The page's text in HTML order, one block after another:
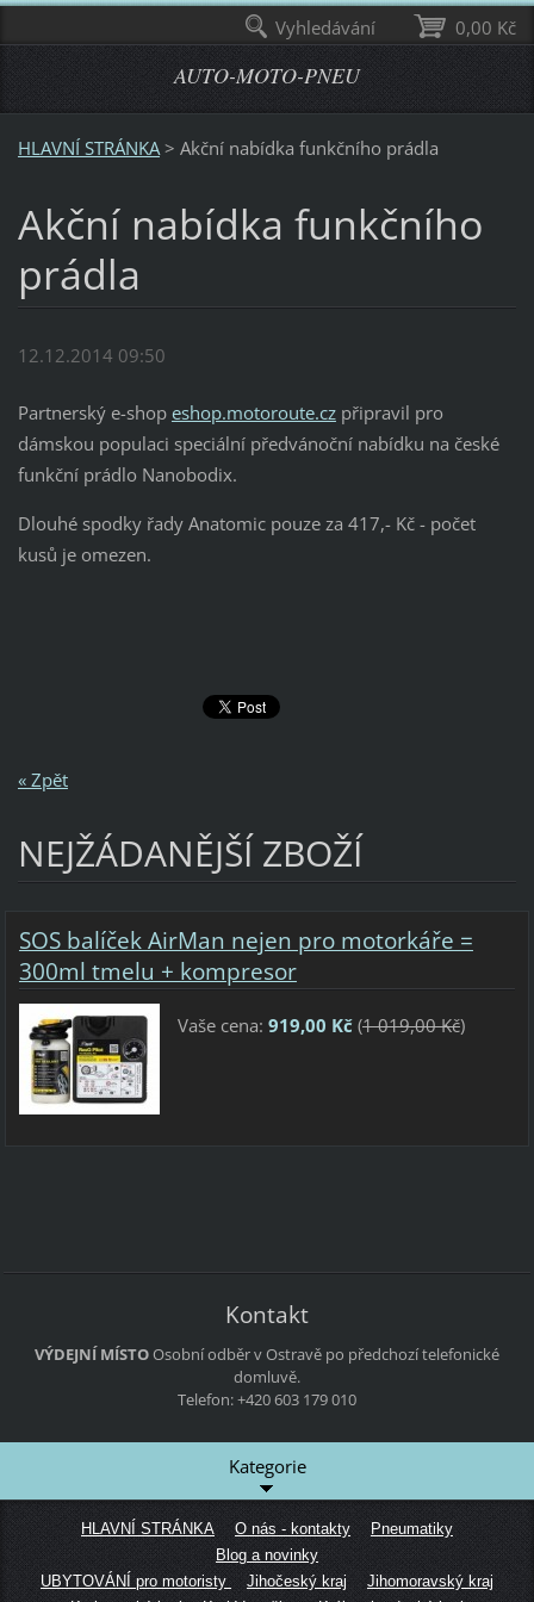
AUTO-MOTO-PNEU
HLAVNÍ STRÁNKA > Akční nabídka funkčního prádla
Akční nabídka funkčního
prádla
12.12.2014 09:50
Partnerský e-shop eshop.motoroute.czpřipravil pro
dámskou populaci speciální předvánoční nabídku na české
funkční prádlo Nanobodix.
Dlouhé spodky řady Anatomic pouze za 417,- Kč - počet
kusů je omezen.
« Zpět
NEJŽÁDANĚJŠÍ ZBOŽÍ
SOS balíček AirMan nejen pro motorkáře =
300ml tmelu + kompresor
Vaše cena: 919,00 Kč(1 019,00 Kč)
Kontakt
VÝDEJNÍ MÍSTOOsobní odběr v Ostravě po předchozí telefonické
domluvě.
Telefon: +420 603 179 010
Kategorie
HLAVNÍ STRÁNKA O nás - kontakty
Pneumatiky
Blog a novinky
UBYTOVÁNÍ pro motoristy
Jihočeský kraj
Jihomoravský kraj
0,00 Kč
Vyhledávání